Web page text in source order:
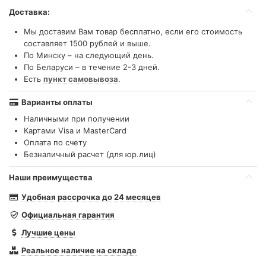
Доставка:
Мы доставим Вам товар бесплатно, если его стоимость
составляет 1500 рублей и выше.
По Минску – на следующий день.
По Беларуси – в течение 2-3 дней.
Есть пункт самовывоза.
Варианты оплаты
Наличными при получении
Картами Visa и MasterCard
Оплата по счету
Безналичный расчет (для юр.лиц)
Наши преимущества
Удобная рассрочка до 24 месяцев
Официальная гарантия
Лучшие цены
Реальное наличие на складе